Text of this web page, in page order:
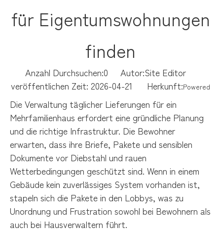
für Eigentumswohnungen
finden
Anzahl Durchsuchen:0 Autor:Site Editor
veröffentlichen Zeit: 2026-04-21 Herkunft:Powered
Die Verwaltung täglicher Lieferungen für ein
Mehrfamilienhaus erfordert eine gründliche Planung
und die richtige Infrastruktur. Die Bewohner
erwarten, dass ihre Briefe, Pakete und sensiblen
Dokumente vor Diebstahl und rauen
Wetterbedingungen geschützt sind. Wenn in einem
Gebäude kein zuverlässiges System vorhanden ist,
stapeln sich die Pakete in den Lobbys, was zu
Unordnung und Frustration sowohl bei Bewohnern als
auch bei Hausverwaltern führt.